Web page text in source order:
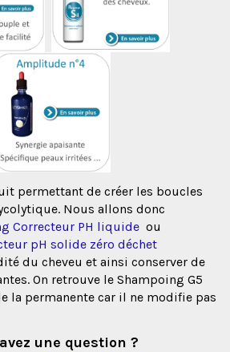
permettant de créer les boucles
Nous allons donc
Correcteur PH liquide ou
pH solide zéro déchet
du cheveu et ainsi conserver de
On retrouve le Shampoing G5
la permanente car il ne modifie pas
une question ?